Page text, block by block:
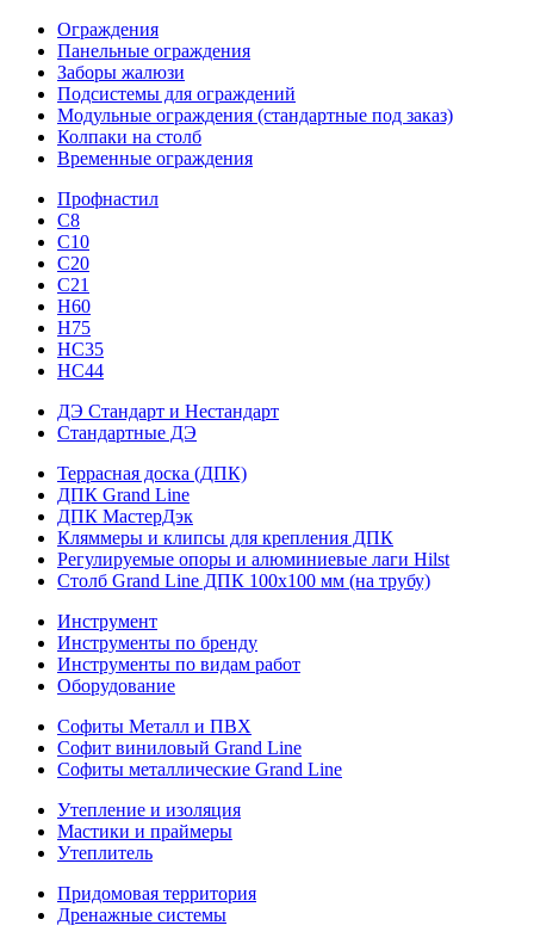
Ограждения
Панельные ограждения
Заборы жалюзи
Подсистемы для ограждений
Модульные ограждения (стандартные под заказ)
Колпаки на столб
Временные ограждения
Профнастил
С8
С10
С20
С21
H60
H75
HС35
НС44
ДЭ Стандарт и Нестандарт
Стандартные ДЭ
Террасная доска (ДПК)
ДПК Grand Line
ДПК МастерДэк
Кляммеры и клипсы для крепления ДПК
Регулируемые опоры и алюминиевые лаги Hilst
Столб Grand Line ДПК 100х100 мм (на трубу)
Инструмент
Инструменты по бренду
Инструменты по видам работ
Оборудование
Софиты Металл и ПВХ
Софит виниловый Grand Line
Софиты металлические Grand Line
Утепление и изоляция
Мастики и праймеры
Утеплитель
Придомовая территория
Дренажные системы